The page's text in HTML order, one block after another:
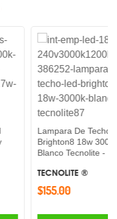
Lampara De Techo Led
Brighton8 18w 3000k
Blanco Tecnolite -
TECNOLITE ®
$155.00